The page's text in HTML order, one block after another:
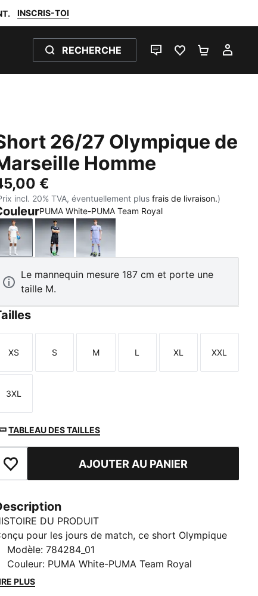
INSCRIS-TOI
RECHERCHE
LIVE CHATFAVORIS 0PANIER 0
26/27 Olympique de
Homme
€
incl. 20% TVA, éventuellement plusfrais de livraison.)
PUMA White-PUMA Team Royal
PUMA White-PUMA Team Royal
New Navy-Baltic Sea Blue
Lavendar Pop-New Navy
Le mannequin mesure 187 cm et porte une
taille M.
Taille
XS
Taille
S
Taille
M
Taille
L
Taille
XL
Taille
XXL
Taille
3XL
TABLEAU DES TAILLES
Ajouter aux favorisAJOUTER AU PANIER
DU PRODUIT
pour les jours de match, ce short Olympique
Marseille t’aide à rester au frais avec son tissu en
intégrant notre technologie dryCELL anti-
La taille élastique assure un maintien
Modèle:784284_01
Couleur: PUMA White-PUMA Team Royal
PLUS